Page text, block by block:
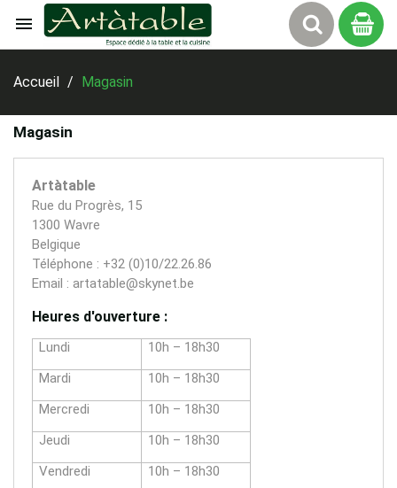

Accueil
Magasin
Magasin
Artàtable
Rue du Progrès, 15
1300 Wavre
Belgique
Téléphone : +32 (0)10/22.26.86
Email : artatable@skynet.be
Heures d'ouverture :
Lundi
10h – 18h30
Mardi
10h – 18h30
Mercredi
10h – 18h30
Jeudi
10h – 18h30
Vendredi
10h – 18h30